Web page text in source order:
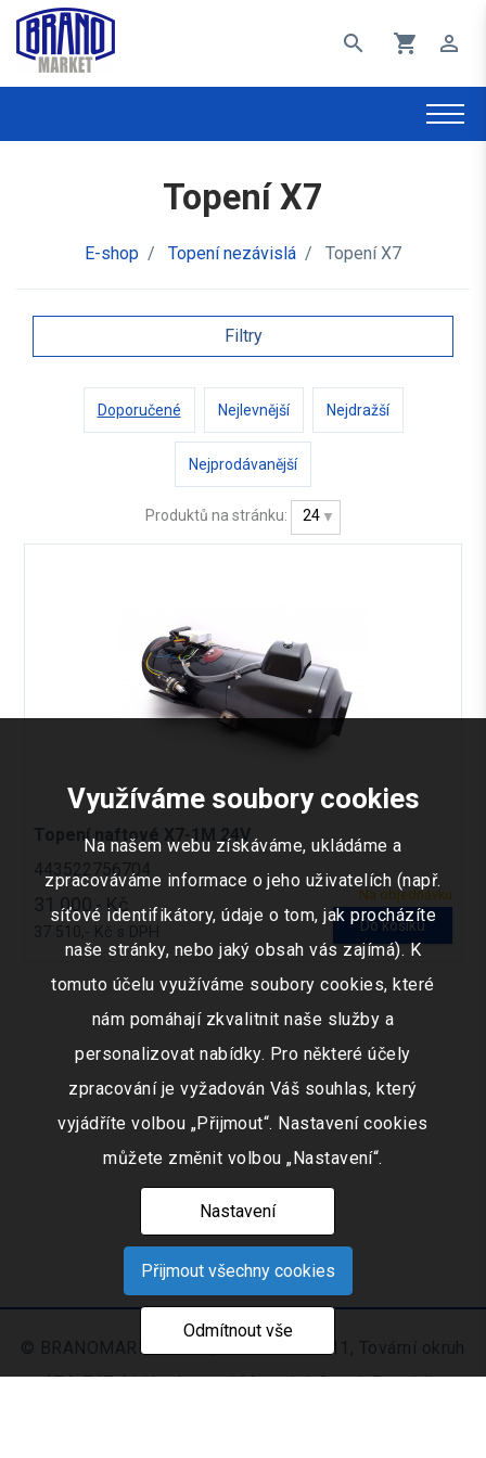
search shopping_cart perm_identity
Topení X7
E-shop / Topení nezávislá / Topení X7
Filtry
Doporučené Nejlevnější Nejdražší
Nejprodávanější
Produktů na stránku: 24
Topení naftové X7-1M 24V
443522756704
Na objednávku
31 000,- Kč
37 510,- Kč s DPH Do košíku
© BRANOMARKET s.r.o., IČO: 253 51 311, Tovární okruh
674, 747 41 Hradec nad Moravicí, Czech Republic
Využíváme soubory cookies
Na našem webu získáváme, ukládáme a
zpracováváme informace o jeho uživatelích (např.
síťové identifikátory, údaje o tom, jak procházíte
naše stránky, nebo jaký obsah vás zajímá). K
tomuto účelu využíváme soubory cookies, které
nám pomáhají zkvalitnit naše služby a
personalizovat nabídky. Pro některé účely
zpracování je vyžadován Váš souhlas, který
vyjádříte volbou „Přijmout“. Nastavení cookies
můžete změnit volbou „Nastavení“.
Nastavení
Přijmout všechny cookies
Odmítnout vše